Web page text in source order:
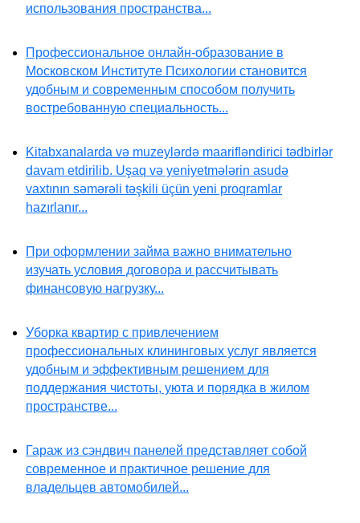
использования пространства...
Профессиональное онлайн-образование в
Московском Институте Психологии становится
удобным и современным способом получить
востребованную специальность...
Kitabxanalarda və muzeylərdə maarifləndirici tədbirlər
davam etdirilib. Uşaq və yeniyetmələrin asudə
vaxtının səmərəli təşkili üçün yeni proqramlar
hazırlanır...
При оформлении займа важно внимательно
изучать условия договора и рассчитывать
финансовую нагрузку...
Уборка квартир с привлечением
профессиональных клининговых услуг является
удобным и эффективным решением для
поддержания чистоты, уюта и порядка в жилом
пространстве...
Гараж из сэндвич панелей представляет собой
современное и практичное решение для
владельцев автомобилей...